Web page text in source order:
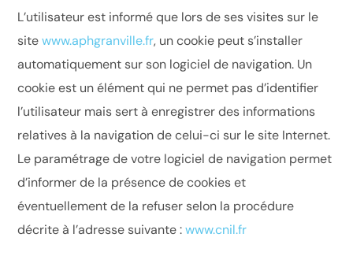
L’utilisateur est informé que lors de ses visites sur le
sitewww.aphgranville.fr, un cookie peut s’installer
automatiquement sur son logiciel de navigation. Un
cookie est un élément qui ne permet pas d’identifier
l’utilisateur mais sert à enregistrer des informations
relatives à la navigation de celui-ci sur le site Internet.
Le paramétrage de votre logiciel de navigation permet
d’informer de la présence de cookies et
éventuellement de la refuser selon la procédure
décrite à l’adresse suivante :www.cnil.fr